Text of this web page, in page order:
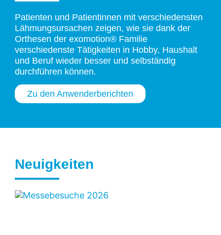
Patienten und Patientinnen mit verschiedensten
Lähmungsursachen zeigen, wie sie dank der
Orthesen der exomotion® Familie
verschiedenste Tätigkeiten in Hobby, Haushalt
und Beruf wieder besser und selbständig
durchführen können.
Zu den Anwenderberichten
Neuigkeiten